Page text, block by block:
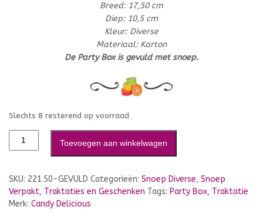
Breed: 17,50 cm
Diep: 10,5 cm
Kleur: Diverse
Materiaal: Karton
De Party Box is gevuld met snoep.
Slechts 8 resterend op voorraad
Toevoegen aan winkelwagen
SKU: 221.50-GEVULD Categorieën: Snoep Diverse, Snoep
Verpakt, Traktaties en Geschenken Tags: Party Box, Traktatie
Merk: Candy Delicious